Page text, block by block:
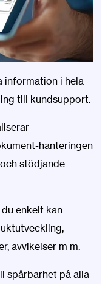
information i hela
till kundsupport.
hanteringen
stödjande
enkelt kan
avvikelser m m.
spårbarhet på alla